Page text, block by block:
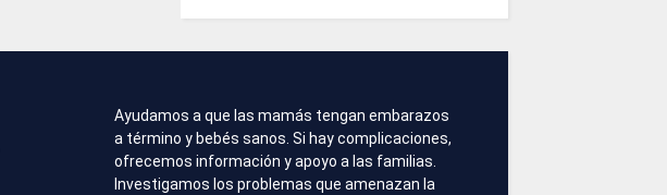
Ayudamos a que las mamás tengan embarazos
a término y bebés sanos. Si hay complicaciones,
ofrecemos información y apoyo a las familias.
Investigamos los problemas que amenazan la